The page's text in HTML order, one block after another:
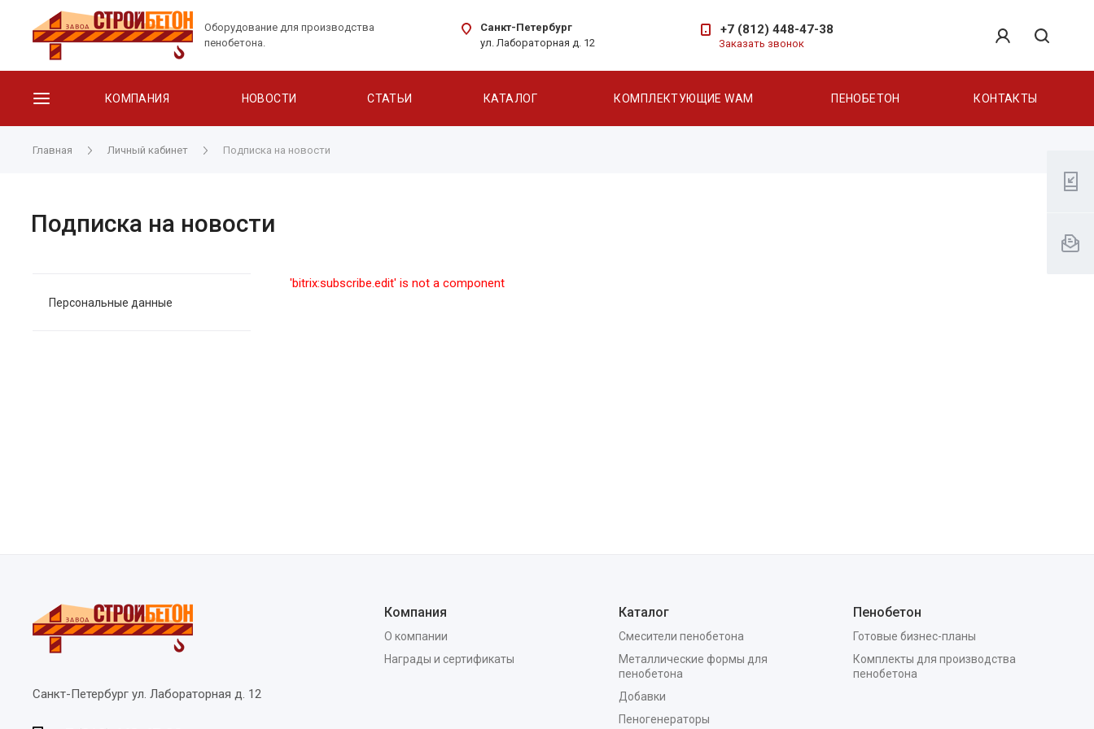
Оборудование для производства
пенобетона.
Санкт-Петербург
ул. Лабораторная д. 12
+7 (812) 448-47-38
Заказать звонок
КОМПАНИЯ НОВОСТИ СТАТЬИ КАТАЛОГ КОМПЛЕКТУЮЩИЕ WAM ПЕНОБЕТОН КОНТАКТЫ
Главная Личный кабинет Подписка на новости
Подписка на новости
'bitrix:subscribe.edit' is not a component
Персональные данные
Санкт-Петербург ул. Лабораторная д. 12
Компания
О компании
Награды и сертификаты
Каталог
Смесители пенобетона
Металлические формы для
пенобетона
Добавки
Пеногенераторы
Пенобетон
Готовые бизнес-планы
Комплекты для производства
пенобетона